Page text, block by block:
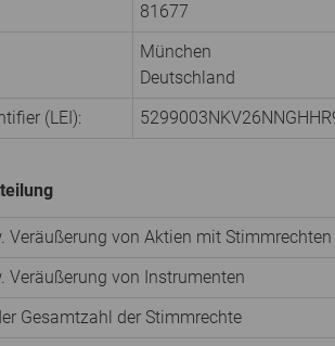
81677
München
Deutschland
(LEI):
Veräußerung von Aktien mit Stimmrechten
Veräußerung von Instrumenten
Gesamtzahl der Stimmrechte